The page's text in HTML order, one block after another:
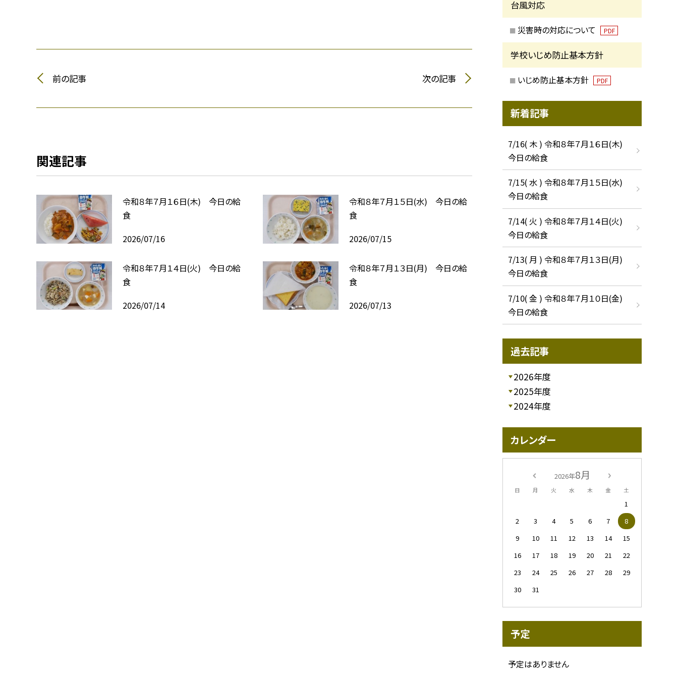
前の記事 次の記事
関連記事
令和８年７月１６日(木) 今日の給
食
2026/07/16
令和８年７月１５日(水) 今日の給
食
2026/07/15
令和８年７月１４日(火) 今日の給
食
2026/07/14
令和８年７月１３日(月) 今日の給
食
2026/07/13
台風対応
災害時の対応について PDF
学校いじめ防止基本方針
いじめ防止基本方針 PDF
新着記事
7/16( 木 ) 令和８年７月１６日(木)
今日の給食
7/15( 水 ) 令和８年７月１５日(水)
今日の給食
7/14( 火 ) 令和８年７月１４日(火)
今日の給食
7/13( 月 ) 令和８年７月１３日(月)
今日の給食
7/10( 金 ) 令和８年７月１０日(金)
今日の給食
過去記事
2026年度
2025年度
2024年度
カレンダー
2026年8月
日 月 火 水 木 金 土
1
2
3 4 5 6 7
8
9
10 11 12 13 14
15
16
17 18 19 20 21
22
23
24 25 26 27 28
29
30
31
予定
予定はありません